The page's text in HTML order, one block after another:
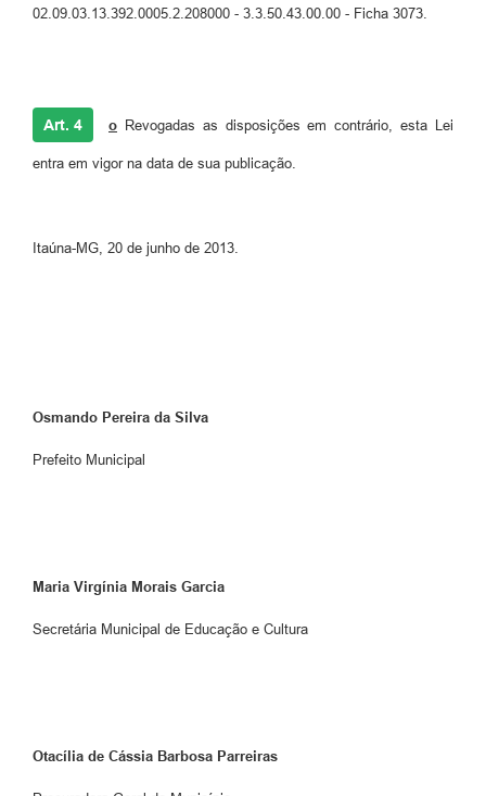
02.09.03.13.392.0005.2.208000 - 3.3.50.43.00.00 - Ficha 3073.
Art. 4 o Revogadas as disposições em contrário, esta Lei
entra em vigor na data de sua publicação.
Itaúna-MG, 20 de junho de 2013.
Osmando Pereira da Silva
Prefeito Municipal
Maria Virgínia Morais Garcia
Secretária Municipal de Educação e Cultura
Otacília de Cássia Barbosa Parreiras